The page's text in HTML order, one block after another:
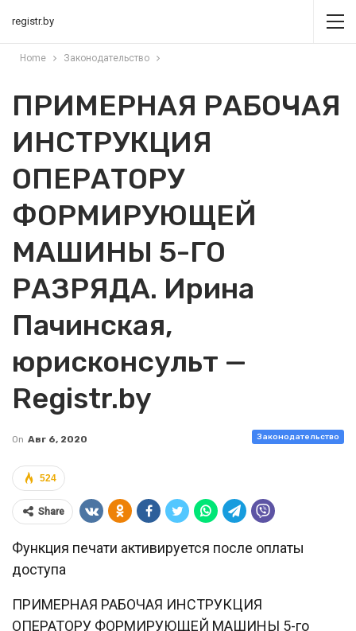
registr.by
Home Законодательство
ПРИМЕРНАЯ РАБОЧАЯ
ИНСТРУКЦИЯ
ОПЕРАТОРУ
ФОРМИРУЮЩЕЙ
МАШИНЫ 5-ГО
РАЗРЯДА. Ирина
Пачинская,
юрисконсульт —
Registr.by
Законодательство
On Авг 6, 2020
524
Share
Функция печати активируется после оплаты
доступа
ПРИМЕРНАЯ РАБОЧАЯ ИНСТРУКЦИЯ
ОПЕРАТОРУ ФОРМИРУЮЩЕЙ МАШИНЫ 5-го